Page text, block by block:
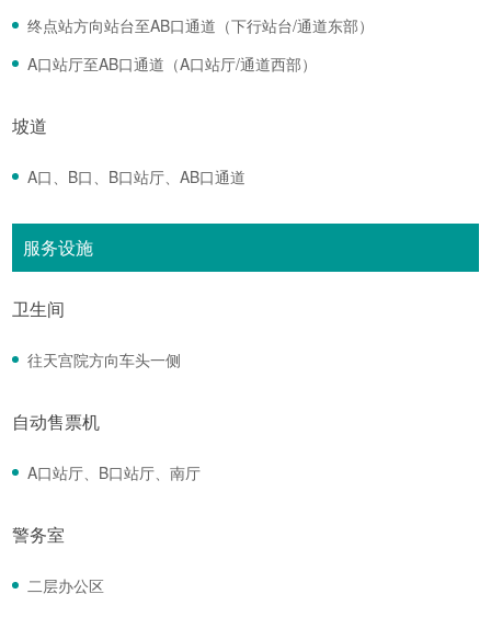
终点站方向站台至AB口通道（下行站台/通道东部）
A口站厅至AB口通道（A口站厅/通道西部）
坡道
A口、B口、B口站厅、AB口通道
服务设施
卫生间
往天宫院方向车头一侧
自动售票机
A口站厅、B口站厅、南厅
警务室
二层办公区